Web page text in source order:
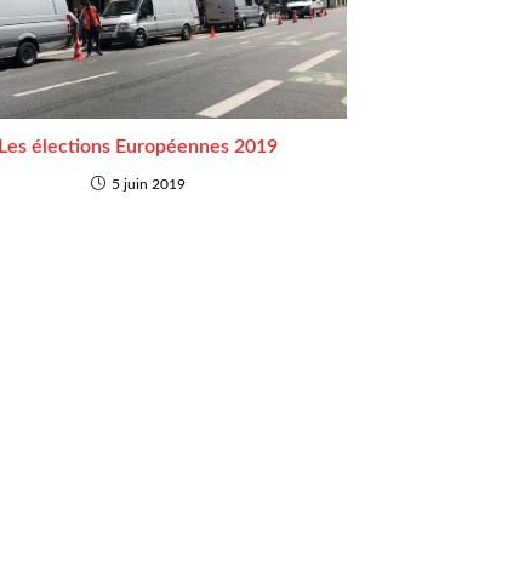
Les élections Européennes 2019
5 juin 2019